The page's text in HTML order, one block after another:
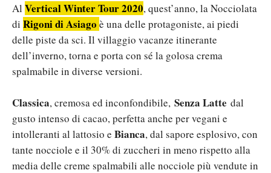
Al Vertical Winter Tour 2020, quest’anno, la Nocciolata
di Rigoni di Asiago è una delle protagoniste, ai piedi
delle piste da sci. Il villaggio vacanze itinerante
dell’inverno, torna e porta con sé la golosa crema
spalmabile in diverse versioni.
Classica, cremosa ed inconfondibile, Senza Latte dal
gusto intenso di cacao, perfetta anche per vegani e
intolleranti al lattosio e Bianca, dal sapore esplosivo, con
tante nocciole e il 30% di zuccheri in meno rispetto alla
media delle creme spalmabili alle nocciole più vendute in